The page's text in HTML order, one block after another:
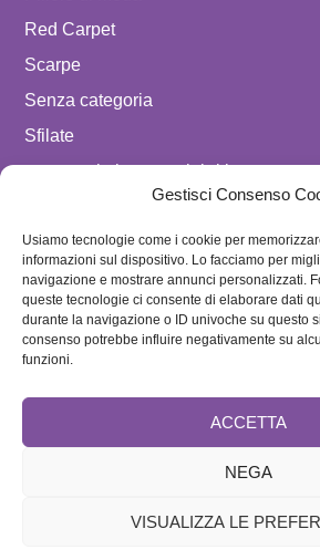
Gestisci Consenso
Usiamo tecnologie come i cookie per
informazioni sul dispositivo. Lo facciamo per
navigazione e mostrare annunci personalizzati.
queste tecnologie ci consente di elaborare dati
durante la navigazione o ID univoche su questo
consenso potrebbe influire negativamente su
funzioni.
ACCETTA
NEGA
VISUALIZZA LE
Red Carpet
Scarpe
Senza categoria
Sfilate
spostare in luxury celebrities
Uomo
SEGUICI SU
ISCRIVITI ALLA